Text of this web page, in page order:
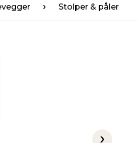
Stolper & pålerStolper & påler